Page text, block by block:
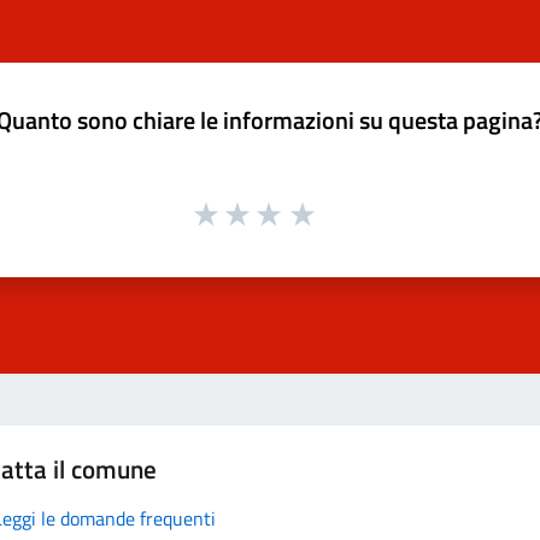
sono chiare le informazioni su questa
il comune
le domande frequenti